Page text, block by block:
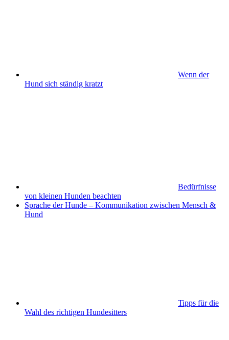
Wenn der
Hund sich ständig kratzt
Bedürfnisse
von kleinen Hunden beachten
Sprache der Hunde – Kommunikation zwischen Mensch &
Hund
Tipps für die
Wahl des richtigen Hundesitters